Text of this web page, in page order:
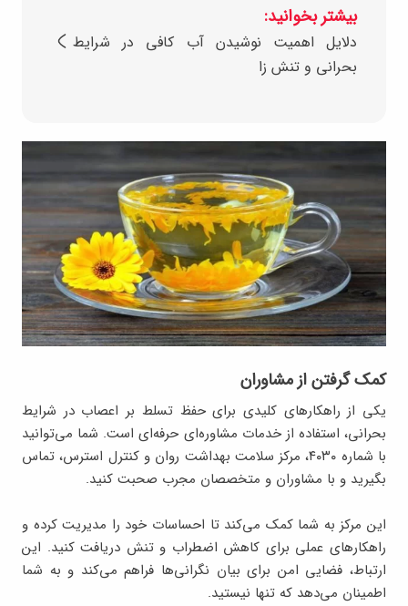
بیشتر بخوانید:
دلایل اهمیت نوشیدن آب کافی در شرایط
بحرانی و تنش زا
کمک گرفتن از مشاوران
یکی از راهکارهای کلیدی برای حفظ تسلط بر اعصاب در شرایط
بحرانی، استفاده از خدمات مشاوره‌ای حرفه‌ای است. شما می‌توانید
با شماره ۴۰۳۰، مرکز سلامت بهداشت روان و کنترل استرس، تماس
بگیرید و با مشاوران و متخصصان مجرب صحبت کنید.
این مرکز به شما کمک می‌کند تا احساسات خود را مدیریت کرده و
راهکارهای عملی برای کاهش اضطراب و تنش دریافت کنید. این
ارتباط، فضایی امن برای بیان نگرانی‌ها فراهم می‌کند و به شما
اطمینان می‌دهد که تنها نیستید.